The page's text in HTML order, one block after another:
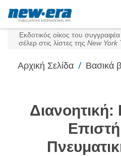
Εκδοτικός οίκος του
σέλερ στις λίστες της New York
Αρχική Σελίδα / Βασικά